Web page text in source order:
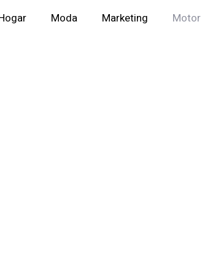
Moda Marketing Motor